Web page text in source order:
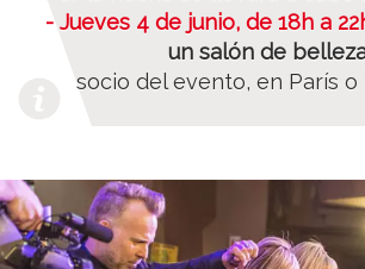
- Jueves 4 de junio, de 18h a
un salón de
socio del evento, en París o